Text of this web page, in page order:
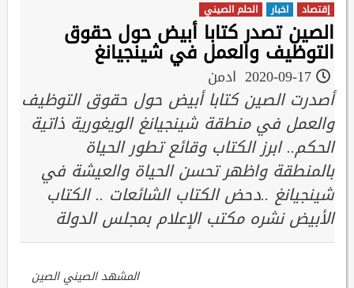
إقتصاد اخبار الحلم الصيني
الصين تصدر كتابا أبيض حول حقوق
التوظيف والعمل في شينجيانغ
ادمن
أصدرت الصين كتابا أبيض حول حقوق التوظيف
والعمل في منطقة شينجيانغ الويغورية ذاتية
الحكم.. ابرز الكتاب وقائع تطور الحياة
بالمنطقة واظهر تحسن الحياة والعيشة في
شينجيانغ ..دحض الكتاب الشائعات .. الكتاب
الأبيض نشره مكتب الإعلام بمجلس الدولة
المشهد الصيني الصين